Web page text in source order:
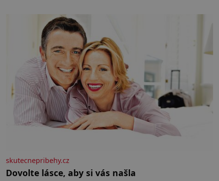
skutecnepribehy.cz
Dovolte lásce, aby si vás našla